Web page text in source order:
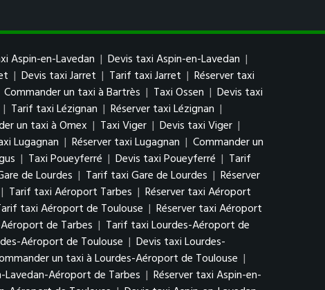
Aspin-en-Lavedan | Devis taxi Aspin-en-Lavedan |
| Devis taxi Jarret | Tarif taxi Jarret | Réserver taxi
Commander un taxi à Bartrès | Taxi Ossen | Devis taxi
| Tarif taxi Lézignan | Réserver taxi Lézignan |
un taxi à Omex | Taxi Viger | Devis taxi Viger |
Lugagnan | Réserver taxi Lugagnan | Commander un
| Taxi Poueyferré | Devis taxi Poueyferré | Tarif
de Lourdes | Tarif taxi Gare de Lourdes | Réserver
| Tarif taxi Aéroport Tarbes | Réserver taxi Aéroport
taxi Aéroport de Toulouse | Réserver taxi Aéroport
de Tarbes | Tarif taxi Lourdes-Aéroport de
Aéroport de Toulouse | Devis taxi Lourdes-
un taxi à Lourdes-Aéroport de Toulouse |
Aéroport de Tarbes | Réserver taxi Aspin-en-